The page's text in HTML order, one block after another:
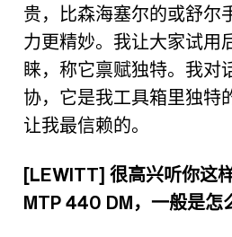
贵，比森海塞尔的或舒尔
力更精妙。我让大家试用
睐，称它禀赋独特。我对
协，它是我工具箱里独特
让我最信赖的。
[LEWITT] 很高兴听你这
MTP 440 DM，一般是怎